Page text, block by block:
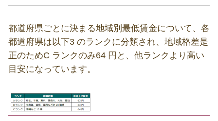
都道府県ごとに決まる地域別最低賃金について、各
都道府県は以下3 のランクに分類され、地域格差是
正のためC ランクのみ64 円と、他ランクより高い
目安になっています。